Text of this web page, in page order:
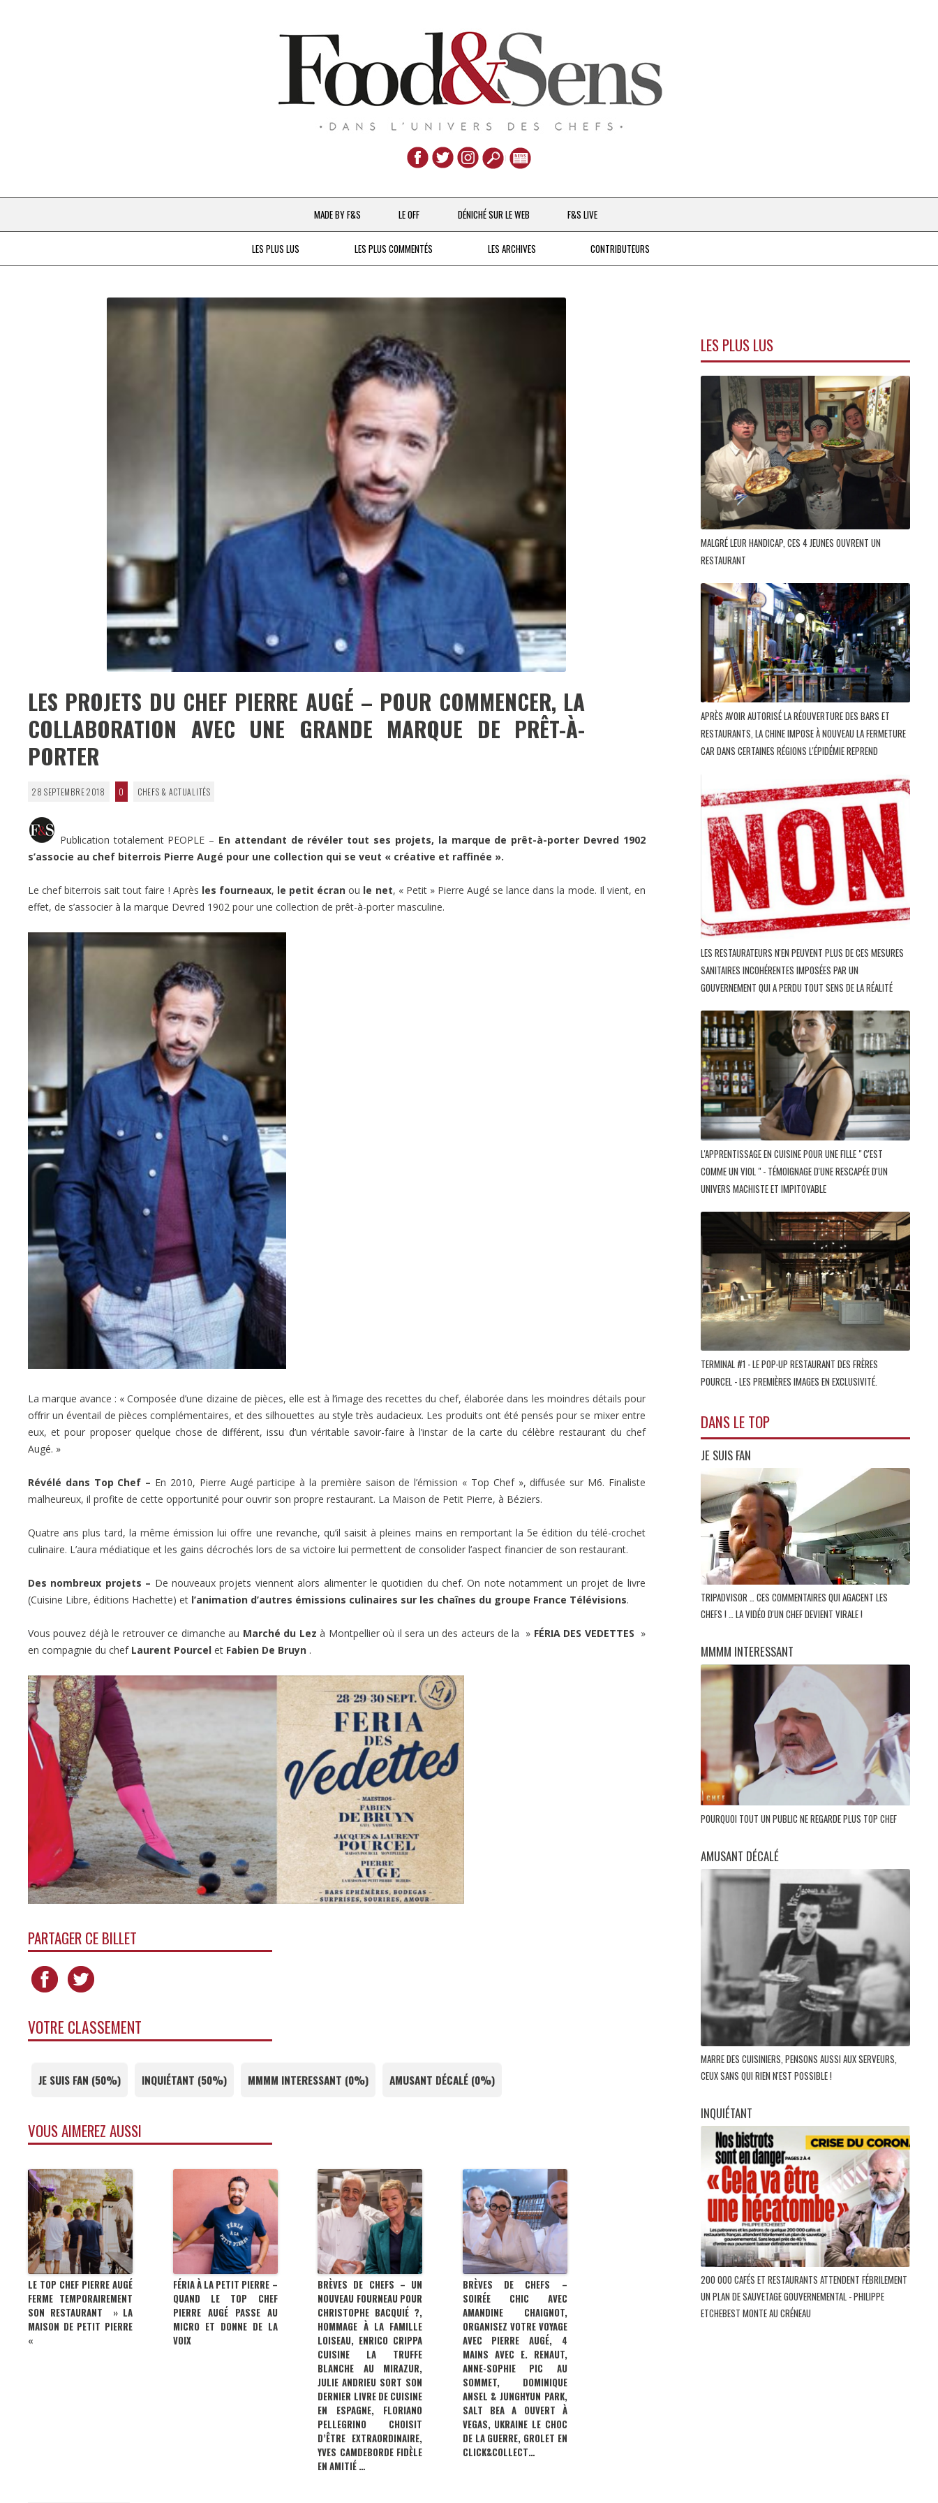
Aller
au
contenu
MADE BY F&S
CHEFS & ACTUALITÉS
À LA PETITE CUILLÈRE
V…DE VOYAGE
LE OFF DÉNICHÉ SUR LE WEB F&S LIVE
LES PLUS LUS LES PLUS COMMENTÉS LES ARCHIVES CONTRIBUTEURS
LES PROJETS DU CHEF PIERRE AUGÉ – POUR COMMENCER, LA
COLLABORATION AVEC UNE GRANDE MARQUE DE PRÊT-À-
PORTER
28 SEPTEMBRE 2018 0 CHEFS & ACTUALITÉS
Publication totalement PEOPLE – En attendant de révéler tout ses projets, la marque de prêt-à-porter Devred 1902
s’associe au chef biterrois Pierre Augé pour une collection qui se veut « créative et raffinée ».
Le chef biterrois sait tout faire ! Après les fourneaux, le petit écran ou le net, « Petit » Pierre Augé se lance dans la mode. Il vient, en
effet, de s’associer à la marque Devred 1902 pour une collection de prêt-à-porter masculine.
La marque avance : « Composée d’une dizaine de pièces, elle est à l’image des recettes du chef, élaborée dans les moindres détails pour
offrir un éventail de pièces complémentaires, et des silhouettes au style très audacieux. Les produits ont été pensés pour se mixer entre
eux, et pour proposer quelque chose de différent, issu d’un véritable savoir-faire à l’instar de la carte du célèbre restaurant du chef
Augé. »
Révélé dans Top Chef – En 2010, Pierre Augé participe à la première saison de l’émission « Top Chef », diffusée sur M6. Finaliste
malheureux, il profite de cette opportunité pour ouvrir son propre restaurant. La Maison de Petit Pierre, à Béziers.
Quatre ans plus tard, la même émission lui offre une revanche, qu’il saisit à pleines mains en remportant la 5e édition du télé-crochet
culinaire. L’aura médiatique et les gains décrochés lors de sa victoire lui permettent de consolider l’aspect financier de son restaurant.
Des nombreux projets – De nouveaux projets viennent alors alimenter le quotidien du chef. On note notamment un projet de livre
(Cuisine Libre, éditions Hachette) et l’animation d’autres émissions culinaires sur les chaînes du groupe France Télévisions.
Vous pouvez déjà le retrouver ce dimanche au Marché du Lez à Montpellier où il sera un des acteurs de la » FÉRIA DES VEDETTES »
en compagnie du chef Laurent Pourcel et Fabien De Bruyn .
PARTAGER CE BILLET
VOTRE CLASSEMENT
JE SUIS FAN (50%) INQUIÉTANT (50%) MMMM INTERESSANT (0%) AMUSANT DÉCALÉ (0%)
VOUS AIMEREZ AUSSI
LE TOP CHEF PIERRE AUGÉ
FERME TEMPORAIREMENT
SON RESTAURANT » LA
MAISON DE PETIT PIERRE
«
FÉRIA À LA PETIT PIERRE –
QUAND LE TOP CHEF
PIERRE AUGÉ PASSE AU
MICRO ET DONNE DE LA
VOIX
BRÈVES DE CHEFS – UN
NOUVEAU FOURNEAU POUR
CHRISTOPHE BACQUIÉ ?,
HOMMAGE À LA FAMILLE
LOISEAU, ENRICO CRIPPA
CUISINE LA TRUFFE
BLANCHE AU MIRAZUR,
JULIE ANDRIEU SORT SON
DERNIER LIVRE DE CUISINE
EN ESPAGNE, FLORIANO
PELLEGRINO CHOISIT
D’ÊTRE EXTRAORDINAIRE,
YVES CAMDEBORDE FIDÈLE
EN AMITIÉ …
BRÈVES DE CHEFS –
SOIRÉE CHIC AVEC
AMANDINE CHAIGNOT,
ORGANISEZ VOTRE VOYAGE
AVEC PIERRE AUGÉ, 4
MAINS AVEC E. RENAUT,
ANNE-SOPHIE PIC AU
SOMMET, DOMINIQUE
ANSEL & JUNGHYUN PARK,
SALT BEA A OUVERT À
VEGAS, UKRAINE LE CHOC
DE LA GUERRE, GROLET EN
CLICK&COLLECT…
LES PLUS LUS
MALGRÉ LEUR HANDICAP, CES 4 JEUNES OUVRENT UN
RESTAURANT
APRÈS AVOIR AUTORISÉ LA RÉOUVERTURE DES BARS ET
RESTAURANTS, LA CHINE IMPOSE À NOUVEAU LA FERMETURE
CAR DANS CERTAINES RÉGIONS L'ÉPIDÉMIE REPREND
LES RESTAURATEURS N'EN PEUVENT PLUS DE CES MESURES
SANITAIRES INCOHÉRENTES IMPOSÉES PAR UN
GOUVERNEMENT QUI A PERDU TOUT SENS DE LA RÉALITÉ
L'APPRENTISSAGE EN CUISINE POUR UNE FILLE " C'EST
COMME UN VIOL " - TÉMOIGNAGE D'UNE RESCAPÉE D'UN
UNIVERS MACHISTE ET IMPITOYABLE
TERMINAL #1 - LE POP-UP RESTAURANT DES FRÈRES
POURCEL - LES PREMIÈRES IMAGES EN EXCLUSIVITÉ.
DANS LE TOP
JE SUIS FAN
TRIPADVISOR … CES COMMENTAIRES QUI AGACENT LES
CHEFS ! … LA VIDÉO D'UN CHEF DEVIENT VIRALE !
MMMM INTERESSANT
POURQUOI TOUT UN PUBLIC NE REGARDE PLUS TOP CHEF
AMUSANT DÉCALÉ
MARRE DES CUISINIERS, PENSONS AUSSI AUX SERVEURS,
CEUX SANS QUI RIEN N'EST POSSIBLE !
INQUIÉTANT
200 000 CAFÉS ET RESTAURANTS ATTENDENT FÉBRILEMENT
UN PLAN DE SAUVETAGE GOUVERNEMENTAL - PHILIPPE
ETCHEBEST MONTE AU CRÉNEAU